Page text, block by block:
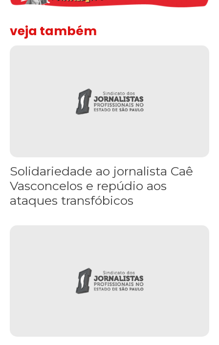
veja também
Solidariedade ao jornalista Caê
Vasconcelos e repúdio aos
ataques transfóbicos